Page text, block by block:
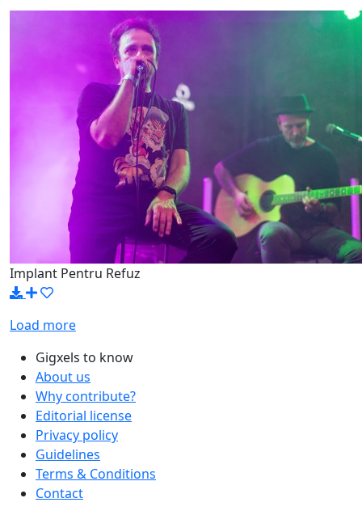
Implant Pentru Refuz
Load more
Gigxels to know
About us
Why contribute?
Editorial license
Privacy policy
Guidelines
Terms & Conditions
Contact